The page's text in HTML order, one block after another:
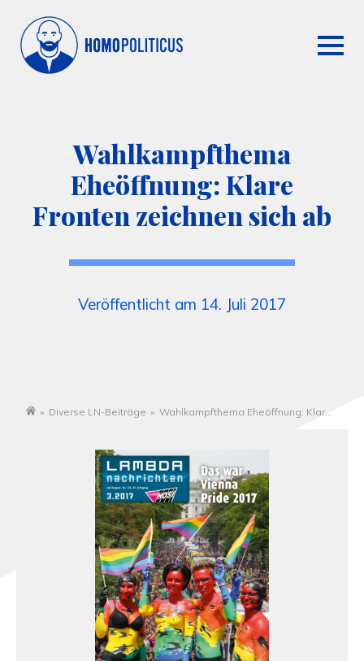
Wahlkampfthema
Eheöffnung: Klare
Fronten zeichnen sich ab
Veröffentlicht am 14. Juli 2017
» Diverse LN-Beiträge » Wahlkampfthema Eheöffnung: Klare